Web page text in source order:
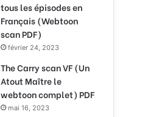
tous les épisodes en
Français (Webtoon
scan PDF)
février 24, 2023
The Carry scan VF (Un
Atout Maître le
webtoon complet) PDF
mai 16, 2023